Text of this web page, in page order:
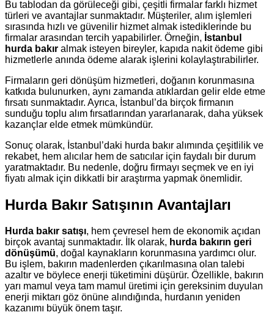
Bu tablodan da görüleceği gibi, çeşitli firmalar farklı hizmet
türleri ve avantajlar sunmaktadır. Müşteriler, alım işlemleri
sırasında hızlı ve güvenilir hizmet almak istediklerinde bu
firmalar arasından tercih yapabilirler. Örneğin, İstanbul
hurda bakır almak isteyen bireyler, kapıda nakit ödeme gibi
hizmetlerle anında ödeme alarak işlerini kolaylaştırabilirler.
Firmaların geri dönüşüm hizmetleri, doğanın korunmasına
katkıda bulunurken, aynı zamanda atıklardan gelir elde etme
fırsatı sunmaktadır. Ayrıca, İstanbul’da birçok firmanın
sunduğu toplu alım fırsatlarından yararlanarak, daha yüksek
kazançlar elde etmek mümkündür.
Sonuç olarak, İstanbul’daki hurda bakır alımında çeşitlilik ve
rekabet, hem alıcılar hem de satıcılar için faydalı bir durum
yaratmaktadır. Bu nedenle, doğru firmayı seçmek ve en iyi
fiyatı almak için dikkatli bir araştırma yapmak önemlidir.
Hurda Bakır Satışının Avantajları
Hurda bakır satışı, hem çevresel hem de ekonomik açıdan
birçok avantaj sunmaktadır. İlk olarak, hurda bakırın geri
dönüşümü, doğal kaynakların korunmasına yardımcı olur.
Bu işlem, bakırın madenlerden çıkarılmasına olan talebi
azaltır ve böylece enerji tüketimini düşürür. Özellikle, bakırın
yarı mamul veya tam mamul üretimi için gereksinim duyulan
enerji miktarı göz önüne alındığında, hurdanın yeniden
kazanımı büyük önem taşır.